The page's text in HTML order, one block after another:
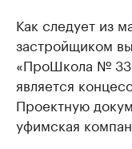
Как следует из
застройщиком
«ПроШкола №
является
Проектную
уфимская